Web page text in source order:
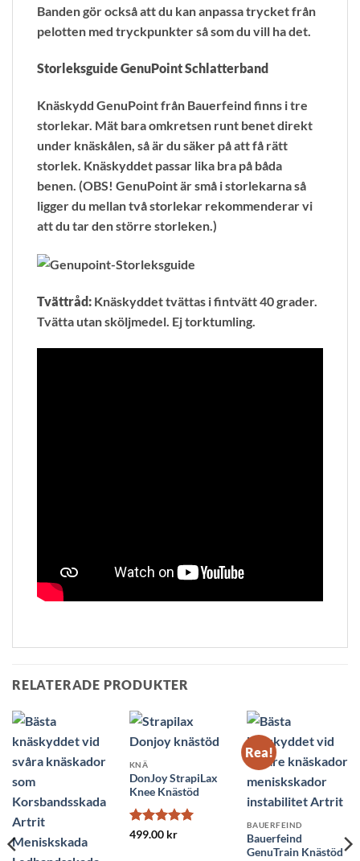
Banden gör också att du kan anpassa trycket från
pelotten med tryckpunkter så som du vill ha det.
Storleksguide GenuPoint Schlatterband
Knäskydd GenuPoint från Bauerfeind finns i tre
storlekar. Mät bara omkretsen runt benet direkt
under knäskålen, så är du säker på att få rätt
storlek. Knäskyddet passar lika bra på båda
benen. (OBS! GenuPoint är små i storlekarna så
ligger du mellan två storlekar rekommenderar vi
att du tar den större storleken.)
Tvättråd: Knäskyddet tvättas i fintvätt 40 grader.
Tvätta utan sköljmedel. Ej torktumling.
RELATERADE PRODUKTER
KNÄ
DonJoy StrapiLax
Knee Knästöd
Betygsatt
499.00 kr
Rea!
BAUERFEIND
Bauerfeind
GenuTrain Knästöd